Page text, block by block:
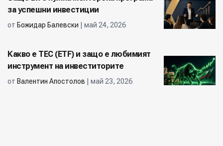
за успешни инвестиции
от Божидар Балевски | май 24, 2026
Какво е ТЕС (ETF) и защо е любимият
инструмент на инвеститорите
от Валентин Апостолов | май 23, 2026